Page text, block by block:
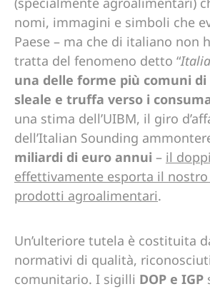
nomi, immagini e simboli che
Paese – ma che di italiano non
tratta del fenomeno detto “
una delle forme più comuni di
sleale e truffa verso i
una stima dell’UIBM, il giro
dell’Italian Sounding
miliardi di euro annui – il
effettivamente esporta il nostro
prodotti agroalimentari.
Un’ulteriore tutela è costituita
normativi di qualità,
comunitario. I sigilli DOP e IGP